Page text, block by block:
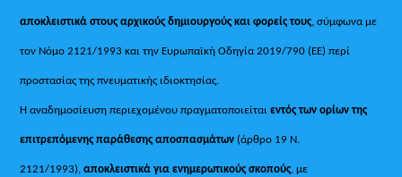
αποκλειστικά στους αρχικούς δημιουργούς και φορείς τους, σύμφωνα με
τον Νόμο 2121/1993 και την Ευρωπαϊκή Οδηγία 2019/790 (ΕΕ) περί
προστασίας της πνευματικής ιδιοκτησίας.
Η αναδημοσίευση περιεχομένου πραγματοποιείταιεντός των ορίων της
επιτρεπόμενης παράθεσης αποσπασμάτων (άρθρο 19 Ν.
2121/1993), αποκλειστικά για ενημερωτικούς σκοπούς, με